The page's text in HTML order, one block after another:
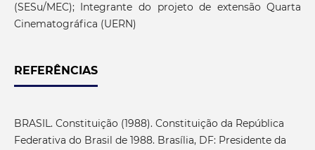
(SESu/MEC); Integrante do projeto de extensão Quarta
Cinematográfica (UERN)
REFERÊNCIAS
BRASIL. Constituição (1988). Constituição da República
Federativa do Brasil de 1988. Brasília, DF: Presidente da